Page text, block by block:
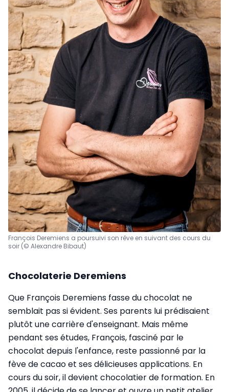
François Deremiens a poursuivi son rêve en suivant des cours du
soir (© Alexandre Bibaut)
Chocolaterie Deremiens
Que François Deremiens fasse du chocolat ne
semblait pas si évident. Ses parents lui prédisaient
plutôt une carrière d'enseignant. Mais même
pendant ses études, François, fasciné par le
chocolat depuis l'enfance, reste passionné par la
fève de cacao et ses délicieuses applications. En
cours du soir, il devient chocolatier de formation. En